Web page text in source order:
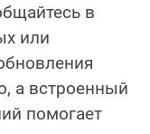
в
или
а встроенный
помогает